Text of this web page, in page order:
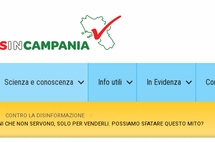
Scienza e conoscenza Info utili In Evidenza
CONTRO LA DISINFORMAZIONE
CHE NON SERVONO, SOLO PER VENDERLI. POSSIAMO SFATARE QUESTO MITO?